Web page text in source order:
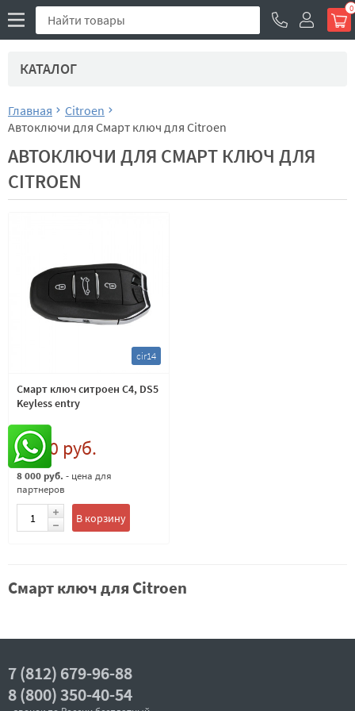
0
КАТАЛОГ
Главная
Citroen
Автоключи для Смарт ключ для Citroen
АВТОКЛЮЧИ ДЛЯ СМАРТ КЛЮЧ ДЛЯ
CITROEN
cir14
Смарт ключ ситроен C4, DS5
Keyless entry
9 000 руб.
8 000 руб. - цена для
партнеров
В корзину
Смарт ключ для Citroen
7 (812) 679-96-88
8 (800) 350-40-54